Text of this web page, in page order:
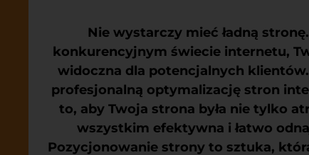
Nie wystarczy mieć ładną
konkurencyjnym świecie internetu,
widoczna dla potencjalnych
profesjonalną optymalizację stron
to, aby Twoja strona była nie tylko
wszystkim efektywna i łatwo
Pozycjonowanie strony to sztuka,